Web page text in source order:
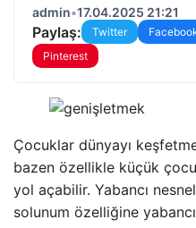
admin•17.04.2025 21:21
Paylaş: Twitter
Pinterest
Çocuklar dünyayı
bazen özellikle küçük
yol açabilir. Yabancı
solunum özelliğine